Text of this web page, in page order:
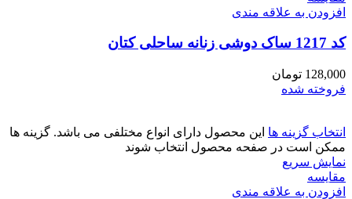
افزودن به علاقه مندی
کد 1217 ساک دوشی زنانه ساحلی کتان
128,000 تومان
فروخته شده
انتخاب گزینه ها این محصول دارای انواع مختلفی می باشد. گزینه ها
ممکن است در صفحه محصول انتخاب شوند
نمایش سریع
مقايسه
افزودن به علاقه مندی